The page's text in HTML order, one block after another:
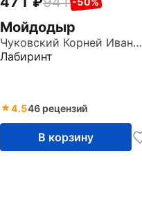
Мойдодыр
Чуковский Корней Иванович
Лабиринт
4.546 рецензий
В корзину